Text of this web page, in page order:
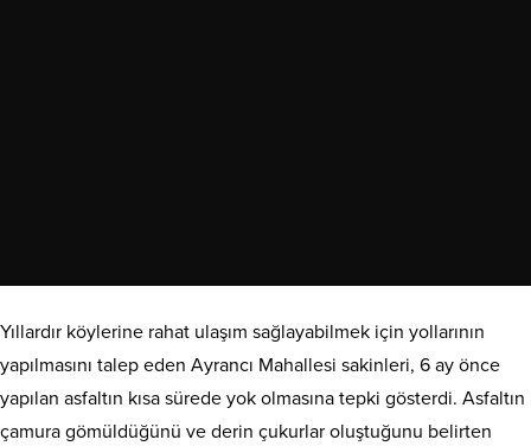
Yıllardır köylerine rahat ulaşım sağlayabilmek için yollarının
yapılmasını talep eden Ayrancı Mahallesi sakinleri, 6 ay önce
yapılan asfaltın kısa sürede yok olmasına tepki gösterdi. Asfaltın
çamura gömüldüğünü ve derin çukurlar oluştuğunu belirten